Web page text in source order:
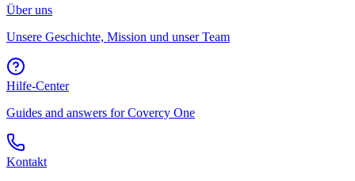
Über uns
Unsere Geschichte, Mission und unser Team
Hilfe-Center
Guides and answers for Covercy One
Kontakt